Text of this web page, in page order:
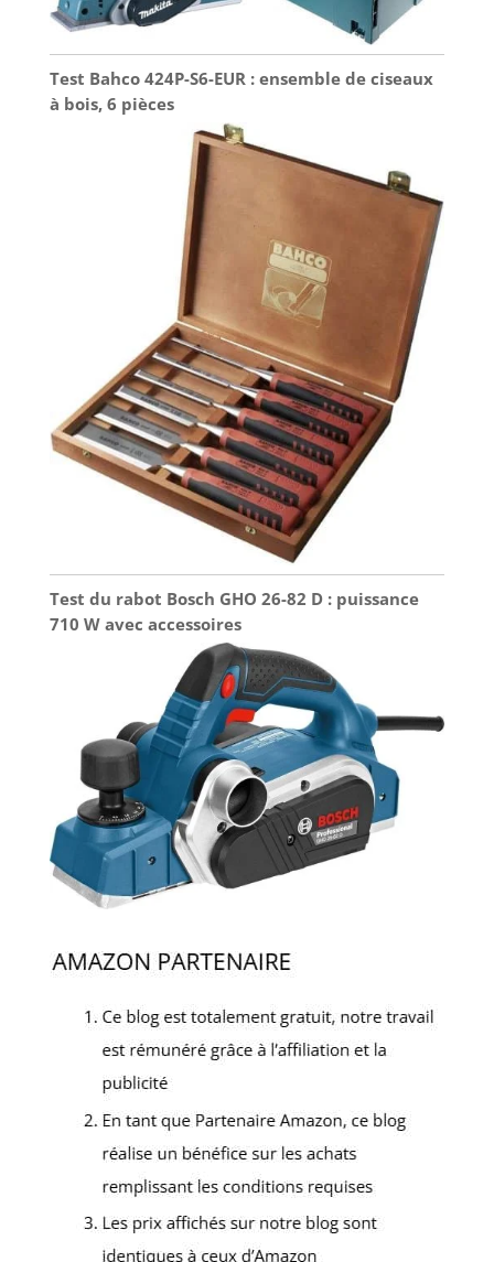
Test Bahco 424P-S6-EUR : ensemble de ciseaux
à bois, 6 pièces
Test du rabot Bosch GHO 26-82 D : puissance
710 W avec accessoires